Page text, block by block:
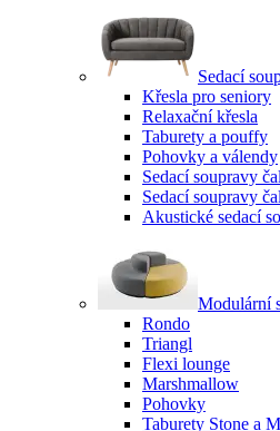
Sedací
Křesla pro seniory
Relaxační křesla
Taburety a pouffy
Pohovky a válendy
Sedací soupravy
Sedací soupravy
Akustické sedací
Modulární
Rondo
Triangl
Flexi lounge
Marshmallow
Pohovky
Taburety Stone a